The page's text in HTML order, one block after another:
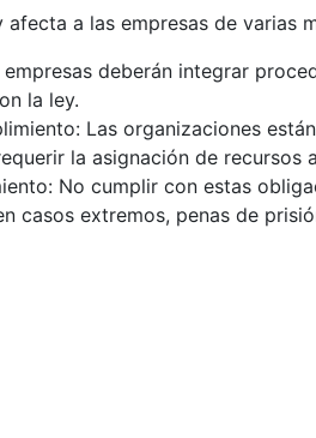
a las empresas de varias
deberán integrar
la ley.
Las organizaciones
la asignación de
No cumplir con estas
casos extremos, penas de